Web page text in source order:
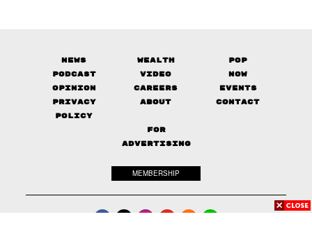
News Wealth
Pop
Podcast
Video
Now
Opinion
Careers
Events
Privacy
Policy
About Contact
FOR
ADVERTISING
MEMBERSHIP